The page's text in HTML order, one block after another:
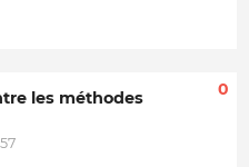
les méthodes
0